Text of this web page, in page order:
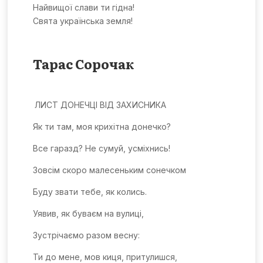
Найвищої слави ти гідна!
Свята українська земля!
Тарас Сорочак
ЛИСТ ДОНЕЧЦІ ВІД ЗАХИСНИКА
Як ти там, моя крихітна донечко?
Все гаразд? Не сумуй, усміхнись!
Зовсім скоро малесеньким сонечком
Буду звати тебе, як колись.
Уявив, як буваєм на вулиці,
Зустрічаємо разом весну:
Ти до мене, мов киця, притулишся,